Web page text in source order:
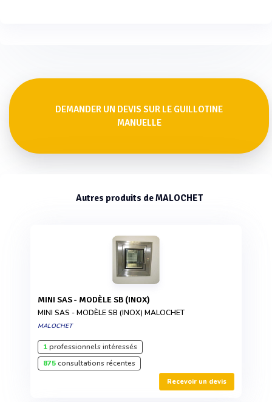
DEMANDER UN DEVIS SUR LE GUILLOTINE
MANUELLE
Autres produits de MALOCHET
MINI SAS - MODÈLE SB (INOX)
MINI SAS - MODÈLE SB (INOX) MALOCHET
MALOCHET
1professionnels intéressés
875consultations récentes
Recevoir un devis